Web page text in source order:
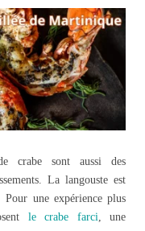
crabe sont aussi des
La langouste est
une expérience plus
le crabe farci, une